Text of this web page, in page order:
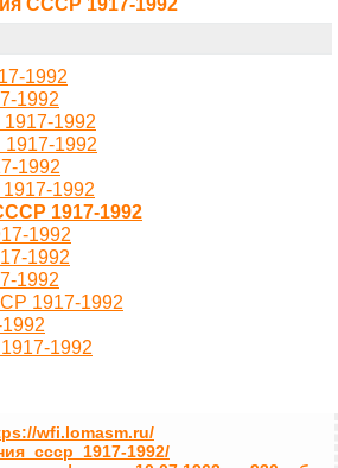
СССР 1917-1992
1992
1992
1992
1992
1992
1992
1917-1992
1992
1992
1992
1917-1992
1992
wfi.lomasm.ru/
1992/